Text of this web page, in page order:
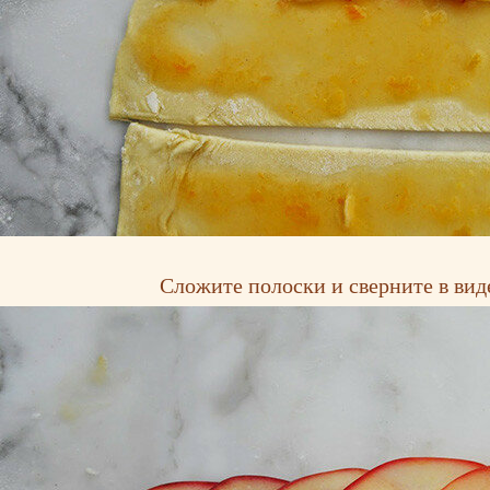
Сложите полоски и сверните в